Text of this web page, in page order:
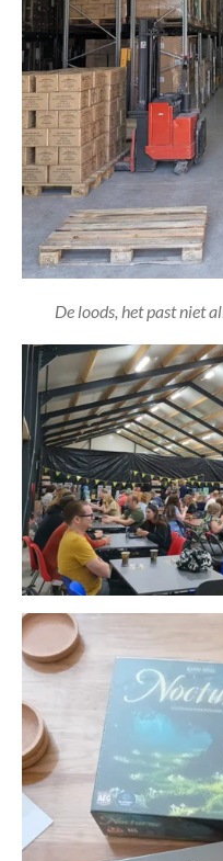
De loods, het past niet